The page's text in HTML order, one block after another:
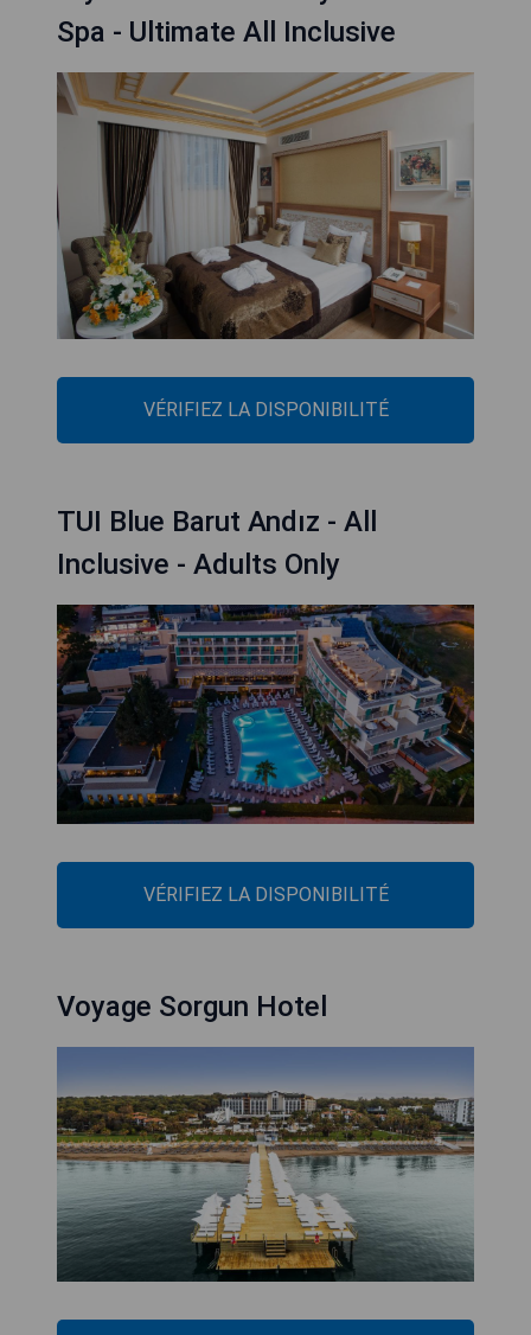
Spa - Ultimate All Inclusive
VÉRIFIEZ LA DISPONIBILITÉ
TUI Blue Barut Andız - All
Inclusive - Adults Only
VÉRIFIEZ LA DISPONIBILITÉ
Voyage Sorgun Hotel